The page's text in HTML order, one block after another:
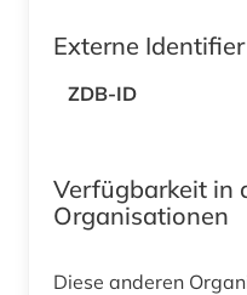
Externe Identifier
ZDB-ID
Verfügbarkeit in
Organisationen
Diese anderen